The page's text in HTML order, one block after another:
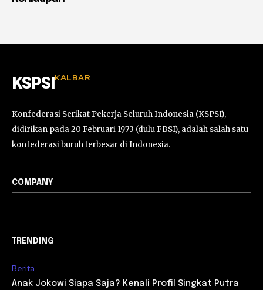
KSPSI KALBAR
Konfederasi Serikat Pekerja Seluruh Indonesia (KSPSI),
didirikan pada 20 Februari 1973 (dulu FBSI), adalah salah satu
konfederasi buruh terbesar di Indonesia.
COMPANY
TRENDING
Berita
Anak Jokowi Siapa Saja? Kenali Profil Singkat Putra